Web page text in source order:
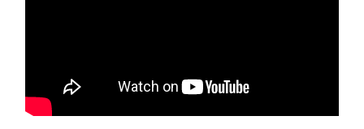
LABEL.M lancia la sua innovativa ed
eco-sostenibile linea di prodotti
professionali